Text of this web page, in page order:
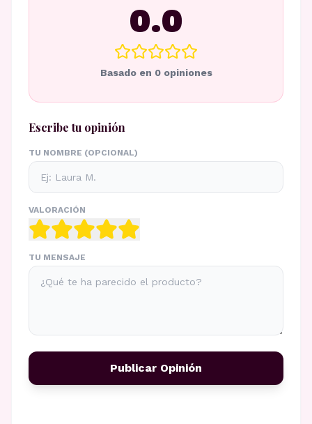
0.0
Basado en 0opiniones
Escribe tu opinión
TU NOMBRE (OPCIONAL)
VALORACIÓN
TU MENSAJE
Publicar Opinión